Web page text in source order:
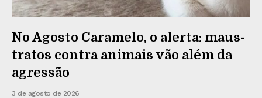
No Agosto Caramelo, o alerta: maus-
tratos contra animais vão além da
agressão
3 de agosto de 2026